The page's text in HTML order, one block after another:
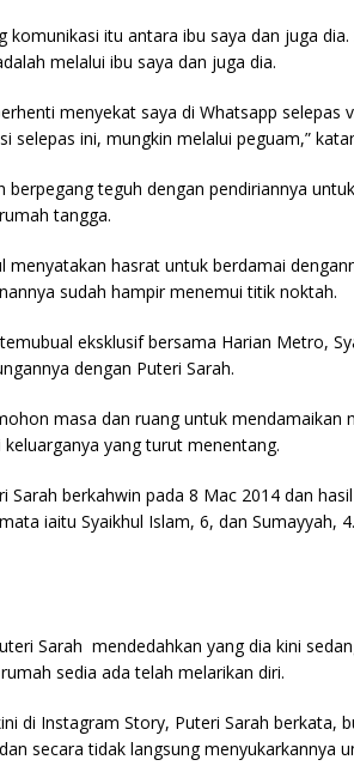
komunikasi itu antara ibu saya dan juga
melalui ibu saya dan juga dia.
menyekat saya di Whatsapp selepas
selepas ini, mungkin melalui peguam,”
berpegang teguh dengan pendiriannya
tangga.
menyatakan hasrat untuk berdamai
sudah hampir menemui titik noktah.
eksklusif bersama Harian Metro,
dengan Puteri Sarah.
masa dan ruang untuk mendamaikan
yang turut menentang.
Sarah berkahwin pada 8 Mac 2014 dan
iaitu Syaikhul Islam, 6, dan Sumayyah, 4.
Sarah mendedahkan yang dia kini
sedia ada telah melarikan diri.
di Instagram Story, Puteri Sarah berkata,
secara tidak langsung menyukarkannya